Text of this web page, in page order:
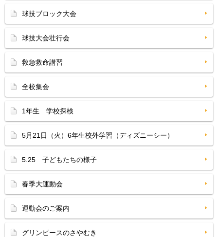
球技ブロック大会
球技大会壮行会
救急救命講習
全校集会
1年生 学校探検
5月21日（火）6年生校外学習（ディズニーシー）
5.25 子どもたちの様子
春季大運動会
運動会のご案内
グリンピースのさやむき